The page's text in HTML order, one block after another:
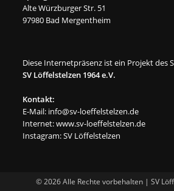
Alte Würzburger Str. 51
97980 Bad Mergentheim
Diese Internetpräsenz ist ein Projekt des
SV Löffelstelzen 1964 e.V.
Kontakt:
E-Mail: info@sv-loeffelstelzen.de
Internet:www.sv-loeffelstelzen.de
Instagram:SV Löffelstelzen
© 2026 Alle Rechte vorbehalten | SV